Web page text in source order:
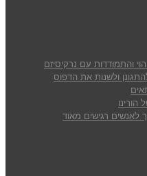
ולשנות את הדפוס
לאנשים רגישים מאוד